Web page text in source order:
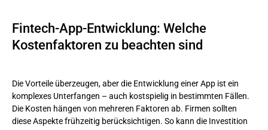
Fintech-App-Entwicklung: Welche
Kostenfaktoren zu beachten sind
Die Vorteile überzeugen, aber die Entwicklung einer App ist ein
komplexes Unterfangen – auch kostspielig in bestimmten Fällen.
Die Kosten hängen von mehreren Faktoren ab. Firmen sollten
diese Aspekte frühzeitig berücksichtigen. So kann die Investition